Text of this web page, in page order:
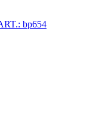
bp654